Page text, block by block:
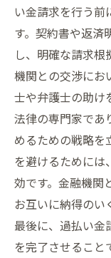
い金請求を行う前
す。契約書や返済
し、明確な請求
機関との交渉にお
士や弁護士の助け
法律の専門家であ
めるための戦略を
を避けるために
効です。金融機関
お互いに納得のい
最後に、過払い金
を完了させること